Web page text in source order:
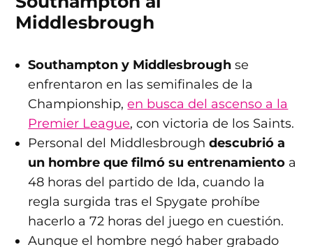
Middlesbrough
Southampton y Middlesbroughse
enfrentaron en las semifinales de la
Championship,en busca del ascenso a la
Premier League, con victoria de los Saints.
Personal del Middlesbroughdescubrió a
un hombre que filmó su entrenamiento a
48 horas del partido de Ida, cuando la
regla surgida tras el Spygate prohíbe
hacerlo a 72 horas del juego en cuestión.
Aunque el hombre negó haber grabado